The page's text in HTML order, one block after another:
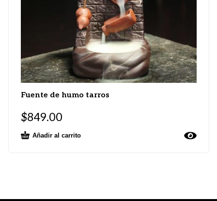
Fuente de humo tarros
$849.00
Añadir al carrito